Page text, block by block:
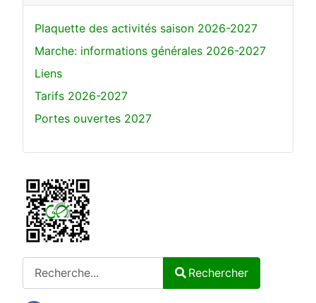
Rechercher
Plaquette des activités saison 2026-2027
Marche: informations générales 2026-2027
Liens
Tarifs 2026-2027
Portes ouvertes 2027